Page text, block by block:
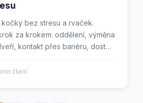
bez stresu a rvaček.
za krokem: oddělení, výměna
kontakt přes bariéru, dost
min čtení